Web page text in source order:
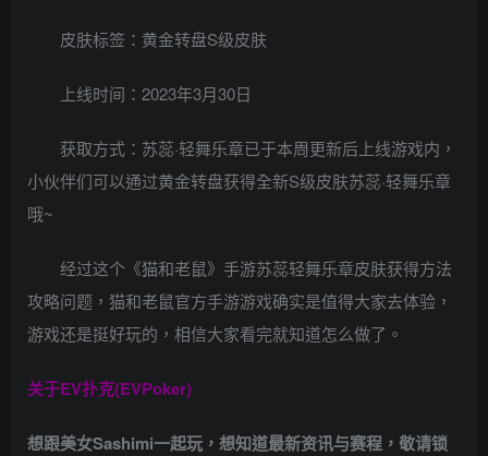
皮肤标签：黄金转盘S级皮肤
上线时间：2023年3月30日
获取方式：苏蕊·轻舞乐章已于本周更新后上线游戏内，
小伙伴们可以通过黄金转盘获得全新S级皮肤苏蕊·轻舞乐章
哦~
经过这个《猫和老鼠》手游苏蕊轻舞乐章皮肤获得方法
攻略问题，猫和老鼠官方手游游戏确实是值得大家去体验，
游戏还是挺好玩的，相信大家看完就知道怎么做了。
关于EV扑克(EVPoker)
想跟美女Sashimi一起玩， 想知道最新资讯与赛程， 敬请锁